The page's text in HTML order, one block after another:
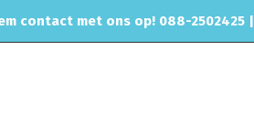
contact met ons op! 088-2502425 |